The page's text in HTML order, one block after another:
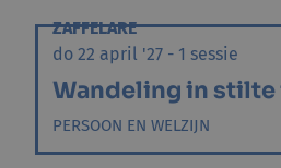
ZAFFELARE
do 22 april '27 - 1 sessie
Wandeling in stilte
PERSOON EN WELZIJN